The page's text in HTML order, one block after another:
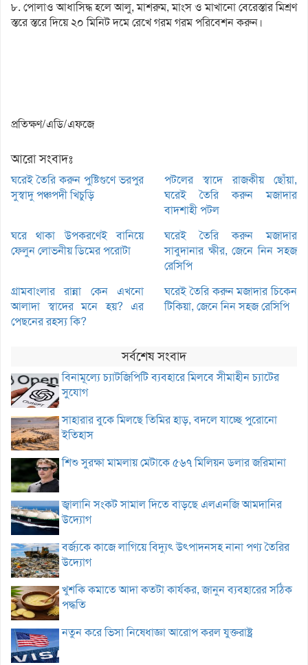
৮. পোলাও আধাসিদ্ধ হলে আলু, মাশরুম, মাংস ও মাখানো বেরেস্তার মিশ্রণ
স্তরে স্তরে দিয়ে ২০ মিনিট দমে রেখে গরম গরম পরিবেশন করুন।
প্রতিক্ষণ/এডি/এফজে
আরো সংবাদঃ
ঘরেই তৈরি করুন পুষ্টিগুণে ভরপুর
সুস্বাদু পঞ্চপদী খিচুড়ি
পটলের স্বাদে রাজকীয় ছোঁয়া,
ঘরেই তৈরি করুন মজাদার
বাদশাহী পটল
ঘরে থাকা উপকরণেই বানিয়ে
ফেলুন লোভনীয় ডিমের পরোটা
ঘরেই তৈরি করুন মজাদার
সাবুদানার ক্ষীর, জেনে নিন সহজ
রেসিপি
গ্রামবাংলার রান্না কেন এখনো
আলাদা স্বাদের মনে হয়? এর
পেছনের রহস্য কি?
ঘরেই তৈরি করুন মজাদার চিকেন
টিকিয়া, জেনে নিন সহজ রেসিপি
সর্বশেষ সংবাদ
বিনামূল্যে চ্যাটজিপিটি ব্যবহারে মিলবে সীমাহীন চ্যাটের
সুযোগ
সাহারার বুকে মিলছে তিমির হাড়, বদলে যাচ্ছে পুরোনো
ইতিহাস
শিশু সুরক্ষা মামলায় মেটাকে ৫৬৭ মিলিয়ন ডলার জরিমানা
জ্বালানি সংকট সামাল দিতে বাড়ছে এলএনজি আমদানির
উদ্যোগ
বর্জ্যকে কাজে লাগিয়ে বিদ্যুৎ উৎপাদনসহ নানা পণ্য তৈরির
উদ্যোগ
খুশকি কমাতে আদা কতটা কার্যকর, জানুন ব্যবহারের সঠিক
পদ্ধতি
নতুন করে ভিসা নিষেধাজ্ঞা আরোপ করল যুক্তরাষ্ট্র